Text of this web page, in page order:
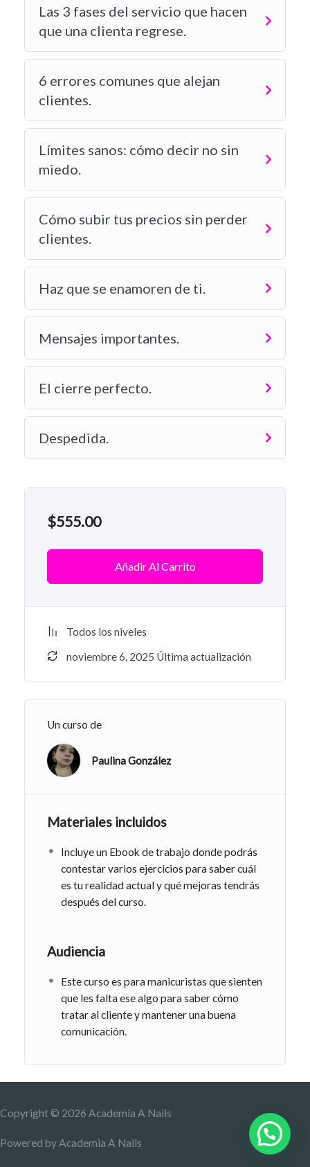
Las 3 fases del servicio que hacen
que una clienta regrese.
6 errores comunes que alejan
clientes.
Límites sanos: cómo decir no sin
miedo.
Cómo subir tus precios sin perder
clientes.
Haz que se enamoren de ti.
Mensajes importantes.
El cierre perfecto.
Despedida.
$555.00
Añadir Al Carrito
Todos los niveles
noviembre 6, 2025 Última actualización
Un curso de
Paulina González
Materiales incluidos
Incluye un Ebook de trabajo donde podrás
contestar varios ejercicios para saber cuál
es tu realidad actual y qué mejoras tendrás
después del curso.
Audiencia
Este curso es para manicuristas que sienten
que les falta ese algo para saber cómo
tratar al cliente y mantener una buena
comunicación.
Copyright © 2026 Academia A Nails
Powered byAcademia A Nails